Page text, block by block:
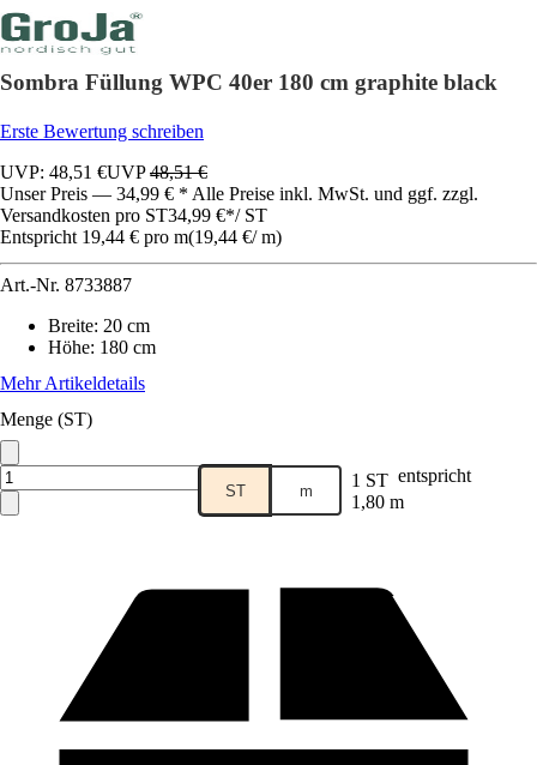
Sombra Füllung WPC 40er 180 cm graphite black
Erste Bewertung schreiben
UVP: 48,51 €UVP48,51 €
Unser Preis — 34,99 € * Alle Preise inkl. MwSt. und ggf. zzgl.
Versandkosten pro ST34,99 €*/ ST
Entspricht 19,44 € pro m(19,44 €/ m)
Art.-Nr. 8733887
Breite: 20 cm
Höhe: 180 cm
Mehr Artikeldetails
Menge (ST)
ST m 1 ST entspricht
1,80 m